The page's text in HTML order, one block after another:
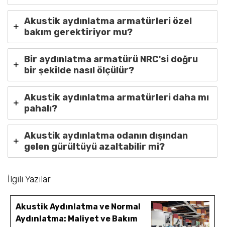
Akustik aydınlatma armatürleri özel
bakım gerektiriyor mu?
Bir aydınlatma armatürü NRC'si doğru
bir şekilde nasıl ölçülür?
Akustik aydınlatma armatürleri daha mı
pahalı?
Akustik aydınlatma odanın dışından
gelen gürültüyü azaltabilir mi?
İlgili Yazılar
Akustik Aydınlatma ve Normal
Aydınlatma: Maliyet ve Bakım